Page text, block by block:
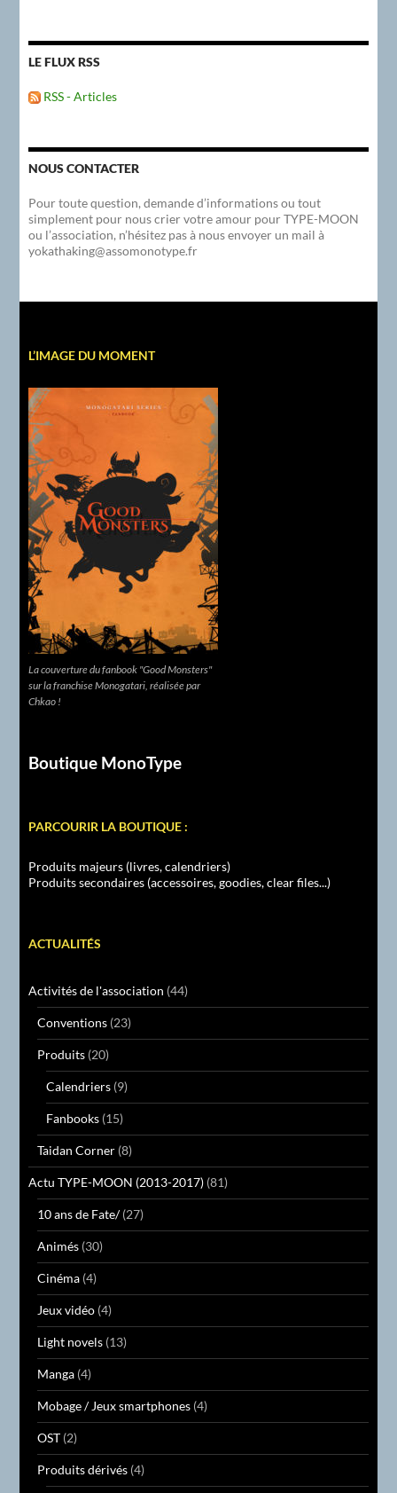
LE FLUX RSS
RSS - Articles
NOUS CONTACTER
Pour toute question, demande d’informations ou tout
simplement pour nous crier votre amour pour TYPE-MOON
ou l’association, n’hésitez pas à nous envoyer un mail à
yokathaking@assomonotype.fr
L’IMAGE DU MOMENT
La couverture du fanbook "Good Monsters"
sur la franchise Monogatari, réalisée par
Chkao !
Boutique MonoType
PARCOURIR LA BOUTIQUE :
Produits majeurs (livres, calendriers)
Produits secondaires (accessoires, goodies, clear files...)
ACTUALITÉS
Activités de l'association (44)
Conventions (23)
Produits (20)
Calendriers (9)
Fanbooks (15)
Taidan Corner (8)
Actu TYPE-MOON (2013-2017) (81)
10 ans de Fate/(27)
Animés (30)
Cinéma (4)
Jeux vidéo (4)
Light novels (13)
Manga (4)
Mobage / Jeux smartphones (4)
OST (2)
Produits dérivés (4)